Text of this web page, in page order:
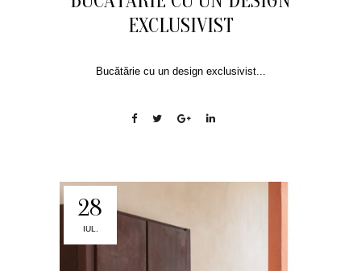
EXCLUSIVIST
Bucătărie cu un design exclusivist...
28
IUL.